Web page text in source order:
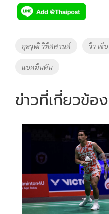
e
b
o
o
k
tt
er
p
y
Tags
กุลวุฒิ วิทิตศานต์ วิว เจ็บ
แบดมินตัน
ข่าวที่เกี่ยวข้อง